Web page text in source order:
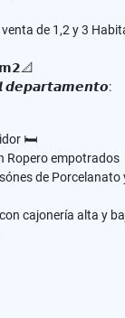
de 1,2 y 3
𝗺𝟮📐⁣
𝙙𝙚𝙥𝙖𝙧𝙩𝙖𝙢𝙚𝙣𝙩𝙤:⁣
🛏️⁣
Ropero empotrados
de Porcelanato
cajonería alta y